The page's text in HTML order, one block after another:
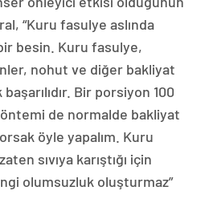
“Kuru fasulye aslında
besin. Kuru fasulye,
nohut ve diğer bakliyat
Bir porsiyon 100
de normalde bakliyat
öyle yapalım. Kuru
sıvıya karıştığı için
olumsuzluk oluşturmaz”